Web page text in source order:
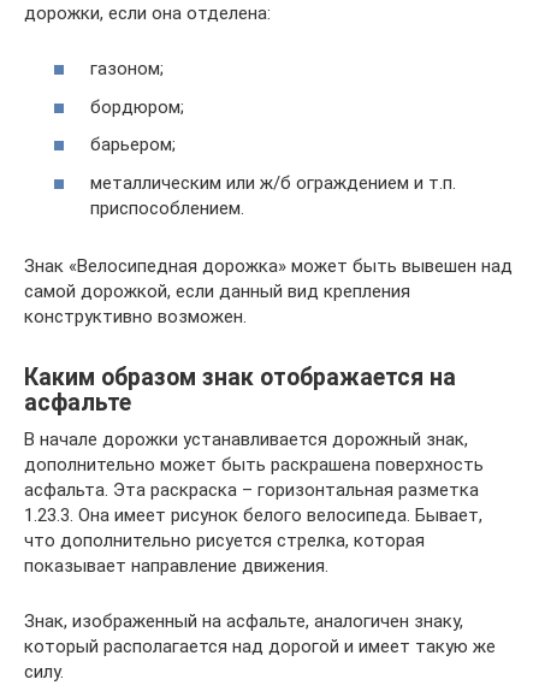
дорожки, если она отделена:
газоном;
бордюром;
барьером;
металлическим или ж/б ограждением и т.п.
приспособлением.
Знак «Велосипедная дорожка» может быть вывешен над
самой дорожкой, если данный вид крепления
конструктивно возможен.
Каким образом знак отображается на
асфальте
В начале дорожки устанавливается дорожный знак,
дополнительно может быть раскрашена поверхность
асфальта. Эта раскраска – горизонтальная разметка
1.23.3. Она имеет рисунок белого велосипеда. Бывает,
что дополнительно рисуется стрелка, которая
показывает направление движения.
Знак, изображенный на асфальте, аналогичен знаку,
который располагается над дорогой и имеет такую же
силу.